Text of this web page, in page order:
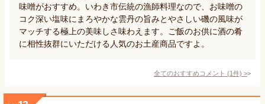
味噌がおすすめ。いわき市伝統の漁師料理なので、お味噌の
コク深い塩味にまろやかな雲丹の旨みとやさしい磯の風味が
マッチする極上の美味しさ味わえます。ご飯のお供に酒の肴
に相性抜群にいただける人気のお土産商品ですよ。
全てのおすすめコメント (1件) >